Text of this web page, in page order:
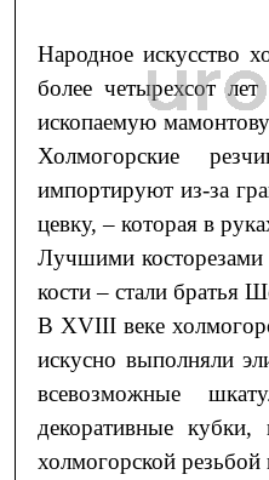
Народное искусство
более четырехсот
ископаемую
Холмогорские
импортируют из-за
цевку, – которая в
Лучшими косторезами
кости – стали братья
В XVIII веке
искусно выполняли
всевозможные
декоративные
холмогорской резьбой